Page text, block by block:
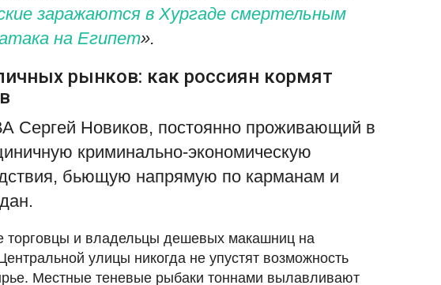
заражаются в Хургаде смертельным
на Египет».
рынков: как россиян кормят
Сергей Новиков, постоянно проживающий в
криминально-экономическую
бьющую напрямую по карманам и
торговцы и владельцы дешевых макашниц на
улицы никогда не упустят возможность
Местные теневые рыбаки тоннами вылавливают